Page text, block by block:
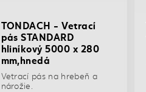
TONDACH - Vetrací
pás STANDARD
hliníkový 5000 x 280
mm,hnedá
Vetrací pás na hrebeň a
nárožie.